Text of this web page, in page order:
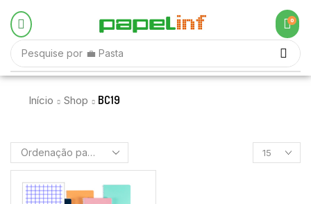
Pesquise por 💼 Pasta
0
Início Shop BC19